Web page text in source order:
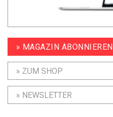
» MAGAZIN ABONNIEREN
» ZUM SHOP
» NEWSLETTER